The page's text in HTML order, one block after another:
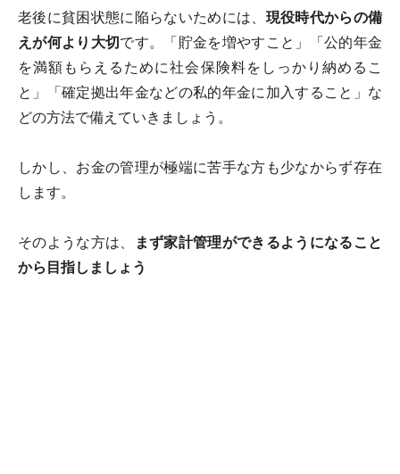
老後に貧困状態に陥らないためには、 現役時代からの備
えが何より大切です。「貯金を増やすこと」「公的年金
を満額もらえるために社会保険料をしっかり納めるこ
と」「確定拠出年金などの私的年金に加入すること」な
どの方法で備えていきましょう。
しかし、お金の管理が極端に苦手な方も少なからず存在
します。
そのような方は、
まず家計管理ができるようになること
から目指しましょう